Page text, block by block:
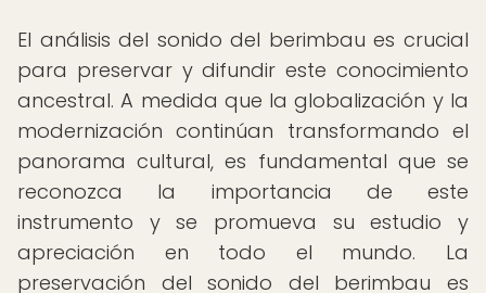
El análisis del sonido del berimbau es crucial
para preservar y difundir este conocimiento
ancestral. A medida que la globalización y la
modernización continúan transformando el
panorama cultural, es fundamental que se
reconozca la importancia de este
instrumento y se promueva su estudio y
apreciación en todo el mundo. La
preservación del sonido del berimbau es